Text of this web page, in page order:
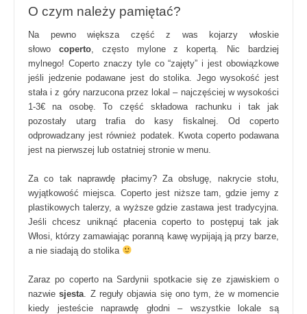
O czym należy pamiętać?
Na pewno większa część z was kojarzy włoskie
słowo coperto, często mylone z kopertą. Nic bardziej
mylnego! Coperto znaczy tyle co “zajęty” i jest obowiązkowe
jeśli jedzenie podawane jest do stolika. Jego wysokość jest
stała i z góry narzucona przez lokal – najczęściej w wysokości
1-3€ na osobę. To część składowa rachunku i tak jak
pozostały utarg trafia do kasy fiskalnej. Od coperto
odprowadzany jest również podatek. Kwota coperto podawana
jest na pierwszej lub ostatniej stronie w menu.
Za co tak naprawdę płacimy? Za obsługę, nakrycie stołu,
wyjątkowość miejsca. Coperto jest niższe tam, gdzie jemy z
plastikowych talerzy, a wyższe gdzie zastawa jest tradycyjna.
Jeśli chcesz uniknąć płacenia coperto to postępuj tak jak
Włosi, którzy zamawiając poranną kawę wypijają ją przy barze,
a nie siadają do stolika
Zaraz po coperto na Sardynii spotkacie się ze zjawiskiem o
nazwiesjesta . Z reguły objawia się ono tym, że w momencie
kiedy jesteście naprawdę głodni – wszystkie lokale są